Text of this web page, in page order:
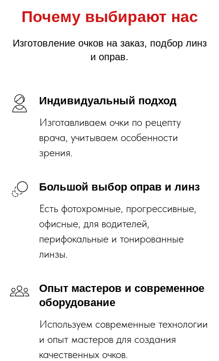
Почему выбирают нас
Изготовление очков на заказ, подбор линз
и оправ.
Индивидуальный подход
Изготавливаем очки по рецепту
врача, учитываем особенности
зрения.
Большой выбор оправ и линз
Есть фотохромные, прогрессивные,
офисные, для водителей,
перифокальные и тонированные
линзы.
Опыт мастеров и современное
оборудование
Используем современные технологии
и опыт мастеров для создания
качественных очков.